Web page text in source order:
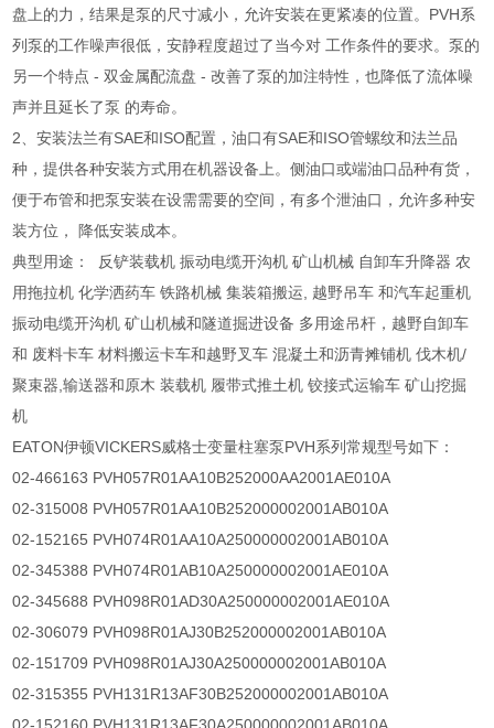
盘上的力，结果是泵的尺寸减小，允许安装在更紧凑的位置。PVH系
列泵的工作噪声很低，安静程度超过了当今对 工作条件的要求。泵的
另一个特点 - 双金属配流盘 - 改善了泵的加注特性，也降低了流体噪
声并且延长了泵 的寿命。
2、安装法兰有SAE和ISO配置，油口有SAE和ISO管螺纹和法兰品
种，提供各种安装方式用在机器设备上。侧油口或端油口品种有货，
便于布管和把泵安装在设需需要的空间，有多个泄油口，允许多种安
装方位， 降低安装成本。
典型用途： 反铲装载机 振动电缆开沟机 矿山机械 自卸车升降器 农
用拖拉机 化学洒药车 铁路机械 集装箱搬运, 越野吊车 和汽车起重机
振动电缆开沟机 矿山机械和隧道掘进设备 多用途吊杆，越野自卸车
和 废料卡车 材料搬运卡车和越野叉车 混凝土和沥青摊铺机 伐木机/
聚束器,输送器和原木 装载机 履带式推土机 铰接式运输车 矿山挖掘
机
EATON伊顿VICKERS威格士变量柱塞泵PVH系列常规型号如下：
02-466163 PVH057R01AA10B252000AA2001AE010A
02-315008 PVH057R01AA10B252000002001AB010A
02-152165 PVH074R01AA10A250000002001AB010A
02-345388 PVH074R01AB10A250000002001AE010A
02-345688 PVH098R01AD30A250000002001AE010A
02-306079 PVH098R01AJ30B252000002001AB010A
02-151709 PVH098R01AJ30A250000002001AB010A
02-315355 PVH131R13AF30B252000002001AB010A